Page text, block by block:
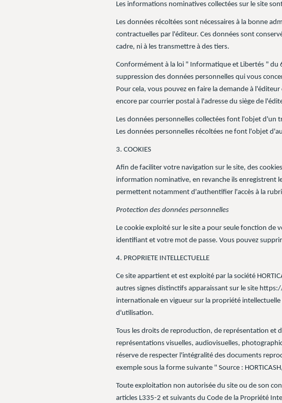
Les informations nominatives collectées sur le site
Les données récoltées sont nécessaires à la bonne
contractuelles par l'éditeur. Ces données sont
cadre, ni à les transmettre à des tiers.
Conformément à la loi " Informatique et Libertés "
suppression des données personnelles qui vous
Pour cela, vous pouvez en faire la demande à
encore par courrier postal à l'adresse du siège de
Les données personnelles collectées font l'objet
Les données personnelles récoltées ne font l'objet
3. COOKIES
Afin de faciliter votre navigation sur le site, des
information nominative, en revanche ils enregistrent
permettent notamment d'authentifier l'accès à la
Protection des données personnelles
Le cookie exploité sur le site a pour seule fonction
identifiant et votre mot de passe. Vous pouvez
4. PROPRIETE INTELLECTUELLE
Ce site appartient et est exploité par la société
autres signes distinctifs apparaissant sur le site
internationale en vigueur sur la propriété
d'utilisation.
Tous les droits de reproduction, de représentation et
représentations visuelles, audiovisuelles,
réserve de respecter l'intégralité des documents
exemple sous la forme suivante " Source :
Toute exploitation non autorisée du site ou de son
articles L335-2 et suivants du Code de la Propriété